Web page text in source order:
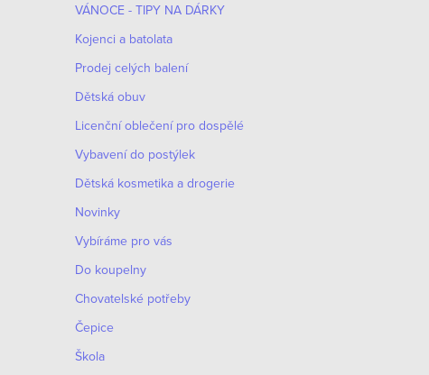
VÁNOCE - TIPY NA DÁRKY
Kojenci a batolata
Prodej celých balení
Dětská obuv
Licenční oblečení pro dospělé
Vybavení do postýlek
Dětská kosmetika a drogerie
Novinky
Vybíráme pro vás
Do koupelny
Chovatelské potřeby
Čepice
Škola